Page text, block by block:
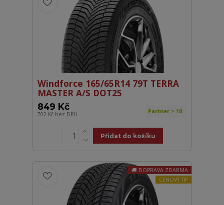
Windforce 165/65R14 79T TERRA
MASTER A/S DOT25
849 Kč
702 Kč bez DPH Partner > 10
Přidat do košíku
DOPRAVA ZDARMA
CENOVÝ TIP